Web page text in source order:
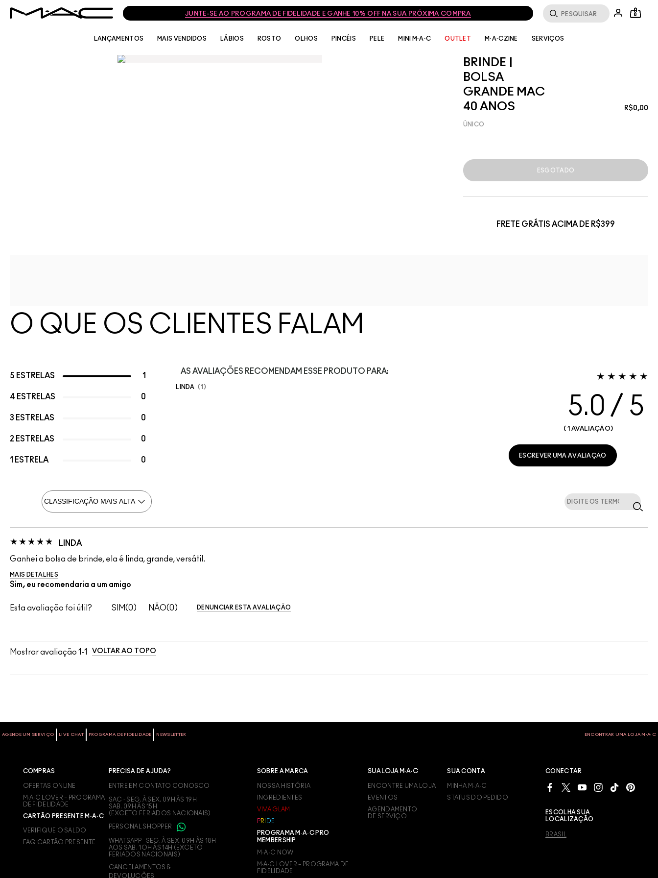
JUNTE-SE AO PROGRAMA DE FIDELIDADE E GANHE 10% OFF NA SUA PRÓXIMA COMPRA 0
LANÇAMENTOS MAIS VENDIDOS LÁBIOS ROSTO OLHOS PINCÉIS PELE MINI M·A·C OUTLET M·A·CZINE SERVIÇOS
BRINDE |
BOLSA
GRANDE MAC
40 ANOS
R$0,00
ÚNICO
ESGOTADO
FRETE GRÁTIS ACIMA DE R$399
O QUE OS CLIENTES FALAM
5 ESTRELAS 1
4 ESTRELAS 0
3 ESTRELAS 0
2 ESTRELAS 0
1 ESTRELA 0
AS AVALIAÇÕES RECOMENDAM ESSE PRODUTO PARA:
LINDA 1
5.0
1 AVALIAÇÃO
ESCREVER UMA AVALIAÇÃO
LINDA
Ganhei a bolsa de brinde, ela é linda, grande, versátil.
MAIS DETALHES
Sim, eu recomendaria a um amigo
Esta avaliação foi útil? 0 0 DENUNCIAR ESTA AVALIAÇÃO
Mostrar avaliação 1-1 VOLTAR AO TOPO
AGENDE UM SERVIÇO LIVE CHAT PROGRAMA DE FIDELIDADE NEWSLETTER ENCONTRAR UMA LOJA M∙A∙C
COMPRAS
OFERTAS ONLINE
M∙A∙C LOVER – PROGRAMA
DE FIDELIDADE
CARTÃO PRESENTE M·A·C
VERIFIQUE O SALDO
FAQ CARTÃO PRESENTE
PRECISA DE AJUDA?
ENTRE EM CONTATO CONOSCO
SAC - SEG. À SEX. 09H ÀS 19H
SAB. 09H ÀS 15H
(EXCETO FERIADOS NACIONAIS)
PERSONAL SHOPPER
WHATSAPP - SEG. À SEX. 09H ÀS 18H
AOS SAB. 1OH ÀS 14H (EXCETO
FERIADOS NACIONAIS)
CANCELAMENTOS &
DEVOLUÇÕES
SOBRE A MARCA
NOSSA HISTÓRIA
INGREDIENTES
VIVA GLAM
PR D E
PROGRAMA M·A·C PRO
MEMBERSHIP
M·A·C NOW
M∙A∙C LOVER – PROGRAMA DE
FIDELIDADE
SUA LOJA M·A·C
ENCONTRE UMA LOJA
EVENTOS
AGENDAMENTO
DE SERVIÇO
SUA CONTA
MINHA M·A·C
STATUS DO PEDIDO
CONECTAR
ESCOLHA SUA
LOCALIZAÇÃO
BRASIL